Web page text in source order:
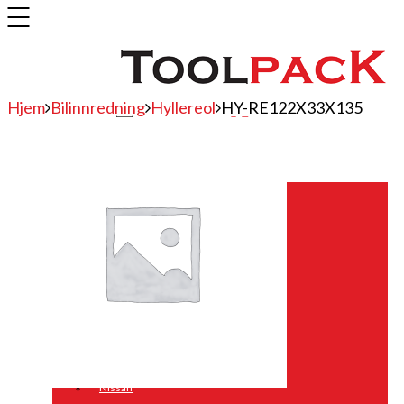
Hyundai
Isuzu
Nissan
Hjem Bilinnredning Hyllereol HY-RE122X33X135